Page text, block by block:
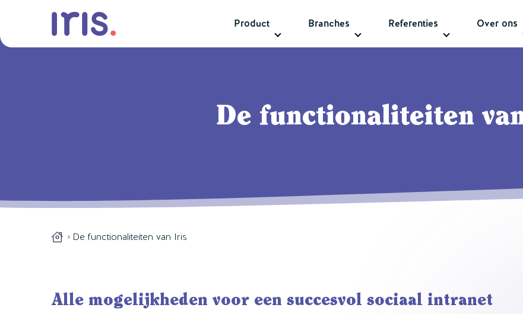
Product Branches Referenties Over ons
De functionaliteiten
De functionaliteiten van Iris
Alle mogelijkheden voor een succesvol sociaal intranet